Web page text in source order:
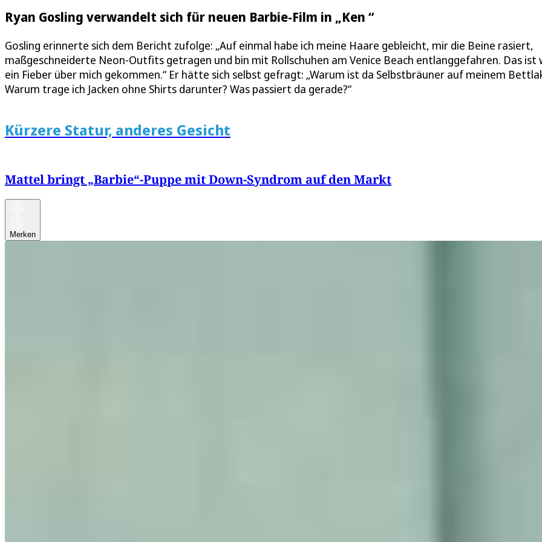
Ryan Gosling verwandelt sich für neuen Barbie-Film in „Ken “
Gosling erinnerte sich dem Bericht zufolge: „Auf einmal habe ich meine Haare gebleicht, mir die Beine rasiert,
maßgeschneiderte Neon-Outfits getragen und bin mit Rollschuhen am Venice Beach entlanggefahren. Das ist
ein Fieber über mich gekommen.“ Er hätte sich selbst gefragt: „Warum ist da Selbstbräuner auf meinem
Warum trage ich Jacken ohne Shirts darunter? Was passiert da gerade?“
Kürzere Statur, anderes Gesicht
Mattel bringt „Barbie“-Puppe mit Down-Syndrom auf den Markt
Merken